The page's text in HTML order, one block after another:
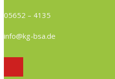
05652 – 4135
info@kg-bsa.de